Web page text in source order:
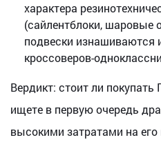
характера
(сайлентблоки, шаровые
подвески изнашиваются
кроссоверов-
Вердикт: стоит ли
ищете в первую очередь
высокими затратами на